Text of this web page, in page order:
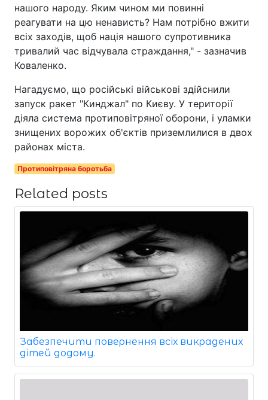
нашого народу. Яким чином ми повинні
реагувати на цю ненависть? Нам потрібно вжити
всіх заходів, щоб нація нашого супротивника
тривалий час відчувала страждання," - зазначив
Коваленко.
Нагадуємо, що російські військові здійснили
запуск ракет "Кинджал" по Києву. У території
діяла система протиповітряної оборони, і уламки
знищених ворожих об'єктів приземлилися в двох
районах міста.
Протиповітряна боротьба
Related posts
Забезпечити повернення всіх викрадених
дітей додому.